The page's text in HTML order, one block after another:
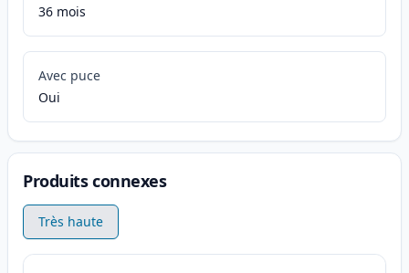
36 mois
Avec puce
Oui
Produits connexes
Très haute